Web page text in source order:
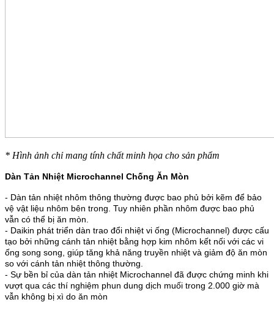
* Hình ảnh chỉ mang tính chất minh họa cho sản phẩm
Dàn Tản Nhiệt Microchannel Chống Ăn Mòn
- Dàn tản nhiệt nhôm thông thường được bao phủ bởi kẽm để bảo
vệ vật liệu nhôm bên trong. Tuy nhiên phần nhôm được bao phủ
vẫn có thể bị ăn mòn.
- Daikin phát triển dàn trao đổi nhiệt vi ống (Microchannel) được cấu
tạo bởi những cánh tản nhiệt bằng hợp kim nhôm kết nối với các vi
ống song song, giúp tăng khả năng truyền nhiệt và giảm độ ăn mòn
so với cánh tản nhiệt thông thường.
- Sự bền bỉ của dàn tản nhiệt Microchannel đã được chứng minh khi
vượt qua các thí nghiệm phun dung dịch muối trong 2.000 giờ mà
vẫn không bị xì do ăn mòn